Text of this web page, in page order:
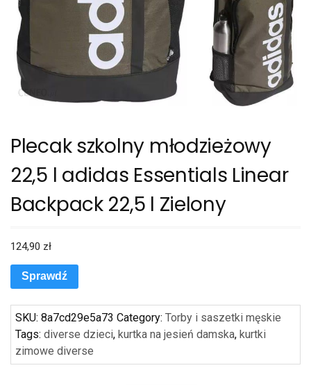
Plecak szkolny młodzieżowy
22,5 l adidas Essentials Linear
Backpack 22,5 l Zielony
124,90 zł
Sprawdź
SKU: 8a7cd29e5a73 Category: Torby i saszetki męskie
Tags: diverse dzieci, kurtka na jesień damska, kurtki
zimowe diverse